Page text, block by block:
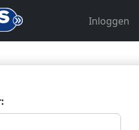
Inloggen